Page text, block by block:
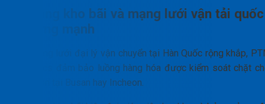
Hạ tầng kho bãi và mạng lưới vận tải quốc
tế vững mạnh
Với mạng lưới đại lý vận chuyển tại Hàn Quốc rộng khắp,
Logistics đảm bảo luồng hàng hóa được kiểm soát chặt
từ nguồn tại Busan hay Incheon.